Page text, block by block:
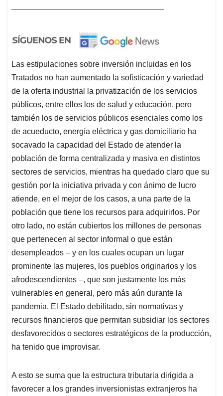
de acueducto, energía eléctrica y gas domiciliario ha
población de forma centralizada y masiva en distintos
sectores de servicios, mientras ha quedado claro que su
gestión por la iniciativa privada y con ánimo de lucro
atiende, en el mejor de los casos, a una parte de la
población que tiene los recursos para adquirirlos. Por
otro lado, no están cubiertos los millones de personas
que pertenecen al sector informal o que están
desempleados – y en los cuales ocupan un lugar
prominente las mujeres, los pueblos originarios y los
afrodescendientes –, que son justamente los más
vulnerables en general, pero más aún durante la
pandemia. El Estado debilitado, sin normativas y
recursos financieros que permitan subsidiar los sectores
desfavorecidos o sectores estratégicos de la producción,
ha tenido que improvisar.
A esto se suma que la estructura tributaria dirigida a
favorecer a los grandes inversionistas extranjeros ha
debilitado la capacidad de recaudo del Estado. El
enfoque está determinado en los TLC especialmente por
los capítulos de inversión, dan toda clase de garantías a
la inversión extranjera por sobre la nacional y
mercados internos, la lógica de estas inversiones está
ligada a las variaciones del mercado internacional y no